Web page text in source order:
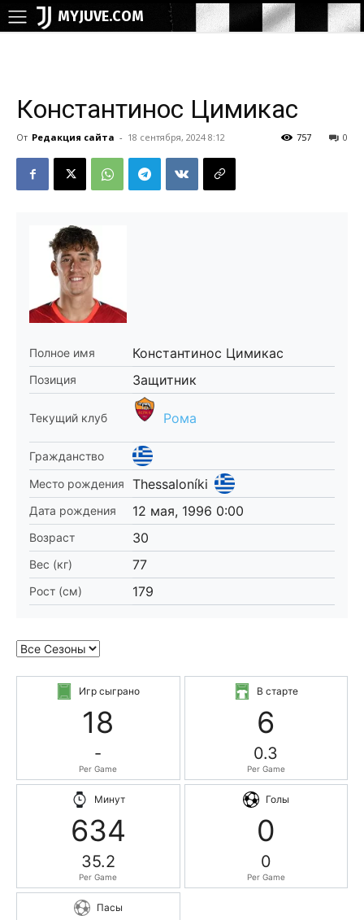
MYJUVE.COM
Константинос Цимикас
От Редакция сайта - 18 сентября, 2024 8:12 0
757
Полное имя Константинос Цимикас
Позиция Защитник
Текущий клуб Рома
Гражданство
Место рождения
Thessaloníki
Дата рождения 12 мая, 1996 0:00
Возраст 30
Вес (кг) 77
Рост (см) 179
Игр сыграно
18
-
Per Game
В старте
6
0.3
Per Game
Минут
634
35.2
Per Game
Голы
0
0
Per Game
Пасы